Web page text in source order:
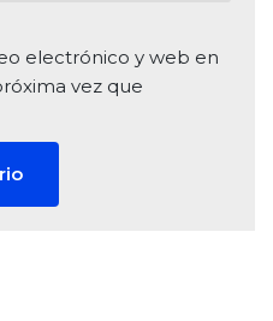
electrónico y web en
vez que